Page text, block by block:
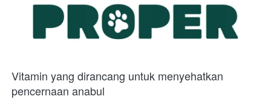
Vitamin yang dirancang untuk menyehatkan
pencernaan anabul